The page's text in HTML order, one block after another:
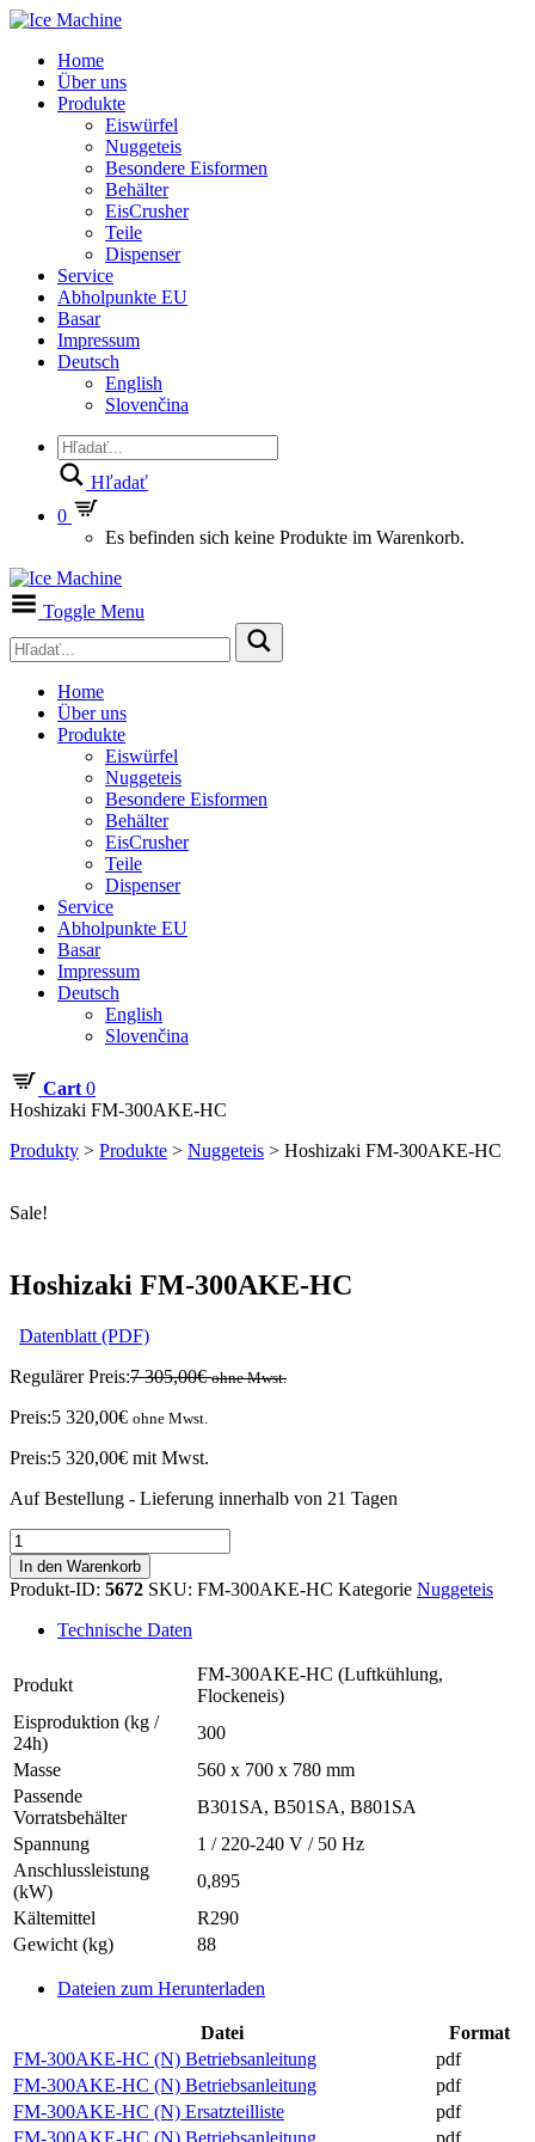
Home
Über uns
Produkte
Eiswürfel
Nuggeteis
Besondere Eisformen
Behälter
EisCrusher
Teile
Dispenser
Service
Abholpunkte EU
Basar
Impressum
Deutsch
English
Slovenčina
Hľadať
0
Es befinden sich keine Produkte im Warenkorb.
Toggle Menu
Home
Über uns
Produkte
Eiswürfel
Nuggeteis
Besondere Eisformen
Behälter
EisCrusher
Teile
Dispenser
Service
Abholpunkte EU
Basar
Impressum
Deutsch
English
Slovenčina
Cart 0
Hoshizaki FM-300AKE-HC
Produkty > Produkte > Nuggeteis > Hoshizaki FM-300AKE-HC
Sale!
Hoshizaki FM-300AKE-HC
Datenblatt (PDF)
Regulärer Preis:7 305,00€ ohne Mwst.
Preis:5 320,00€ ohne Mwst.
Preis:5 320,00€ mit Mwst.
Auf Bestellung - Lieferung innerhalb von 21 Tagen
Hoshizaki
FM-
300AKE-
HC
Menge
In den Warenkorb
Produkt-ID: 5672 SKU: FM-300AKE-HC Kategorie Nuggeteis
Technische Daten
Produkt
FM-300AKE-HC (Luftkühlung,
Flockeneis)
Eisproduktion (kg /
24h)
300
Masse
560 x 700 x 780 mm
Passende
Vorratsbehälter
B301SA, B501SA, B801SA
Spannung
1 / 220-240 V / 50 Hz
Anschlussleistung
(kW)
0,895
Kältemittel
R290
Gewicht (kg)
88
Dateien zum Herunterladen
Datei
Format
FM-300AKE-HC (N) Betriebsanleitung
pdf
FM-300AKE-HC (N) Betriebsanleitung
pdf
FM-300AKE-HC (N) Ersatzteilliste
pdf
FM-300AKE-HC (N) Betriebsanleitung
pdf